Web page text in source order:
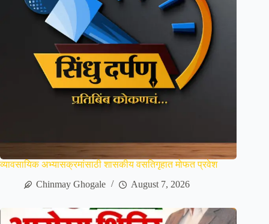
व्यावसायिक अभ्यासक्रमांसाठी शासकीय वसतिगृहात मोफत प्रवेश
Chinmay Ghogale
August 7, 2026